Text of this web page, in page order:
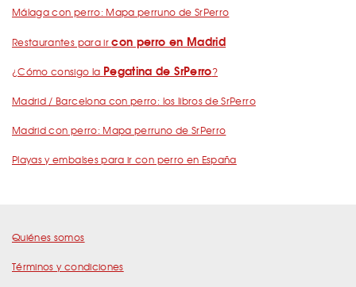
Málaga con perro: Mapa perruno de SrPerro
Restaurantes para ircon perro en Madrid
¿Cómo consigo la Pegatina de SrPerro?
Madrid / Barcelona con perro: los libros de SrPerro
Madrid con perro: Mapa perruno de SrPerro
Playas y embalses para ir con perro en España
Quiénes somos
Términos y condiciones